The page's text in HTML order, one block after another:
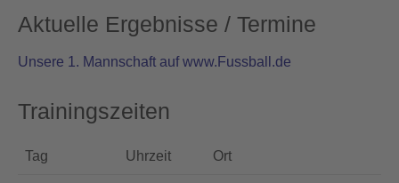
Aktuelle Ergebnisse / Termine
Unsere 1. Mannschaft auf www.Fussball.de
Trainingszeiten
Tag Uhrzeit Ort